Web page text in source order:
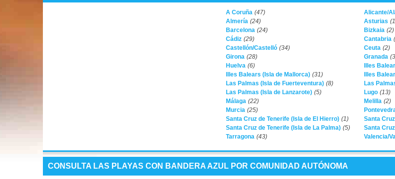
A Coruña (47) Alicante/
Almería (24) Asturias
Barcelona (24) Bizkaia (2)
Cádiz (29) Cantabria
Castellón/Castelló (34) Ceuta (2)
Girona (28) Granada
Huelva (6) Illes
Illes Balears (Isla de Mallorca) (31) Illes
Las Palmas (Isla de Fuerteventura) (8) Las
Las Palmas (Isla de Lanzarote) (5) Lugo (13)
Málaga (22) Melilla (2)
Murcia (25)
Santa Cruz de Tenerife (Isla de El Hierro) (1) Santa
Santa Cruz de Tenerife (Isla de La Palma) (5) Santa
Tarragona (43) Valencia/
CONSULTA LAS PLAYAS CON BANDERA AZUL POR COMUNIDAD AUTÓNOMA